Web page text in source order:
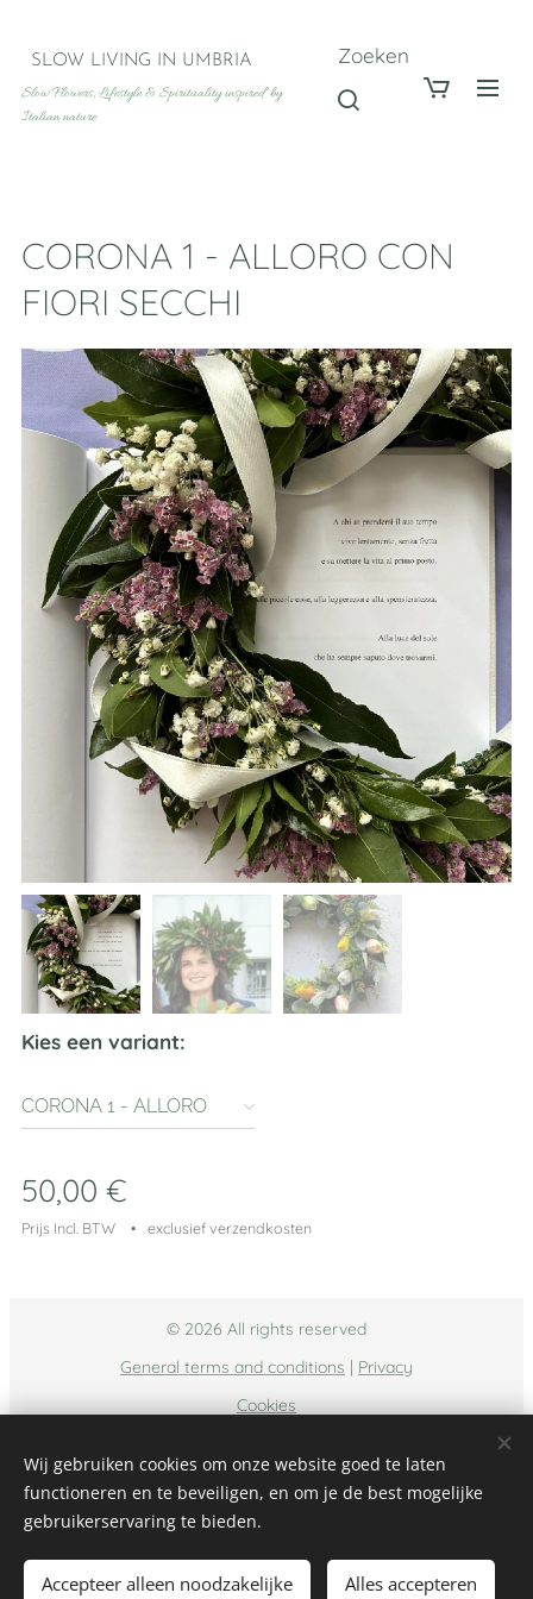
SLOW LIVING IN UMBRIA
Slow Flowers, Lifestyle & Spirituality inspired by
Italian nature
Zoeken
CORONA 1 - ALLORO CON
FIORI SECCHI
Kies een variant:
CORONA 1 - ALLORO
50,00 €
Prijs Incl. BTW exclusief verzendkosten
Toevoegen aan de winkelwagen
© 2026 All rights reserved
General terms and conditions | Privacy
Cookies
Nederlands
Italiano English
Wij gebruiken cookies om onze website goed te laten
functioneren en te beveiligen, en om je de best mogelijke
gebruikerservaring te bieden.
Accepteer alleen noodzakelijke Alles accepteren